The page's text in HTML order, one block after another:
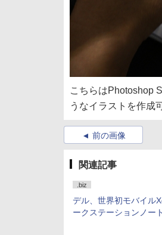
こちらはPhotoshop
うなイラストを作成
前の画像
関連記事
.biz
デル、世界初モバイル
ークステーションノート